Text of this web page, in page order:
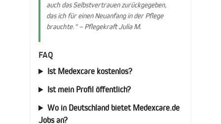
auch das Selbstvertrauen zurückgegeben,
das ich für einen Neuanfang in der Pflege
brauchte." – Pflegekraft Julia M.
FAQ
Ist Medexcare kostenlos?
Ist mein Profil öffentlich?
Wo in Deutschland bietet Medexcare.de
Jobs an?